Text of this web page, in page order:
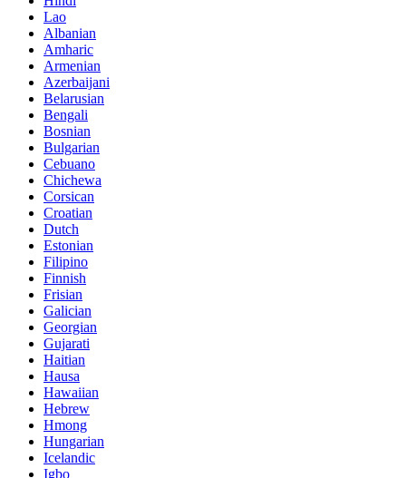
Lao
Albanian
Amharic
Armenian
Azerbaijani
Belarusian
Bengali
Bosnian
Bulgarian
Cebuano
Chichewa
Corsican
Croatian
Dutch
Estonian
Filipino
Finnish
Frisian
Galician
Georgian
Gujarati
Haitian
Hausa
Hawaiian
Hebrew
Hmong
Hungarian
Icelandic
Igbo